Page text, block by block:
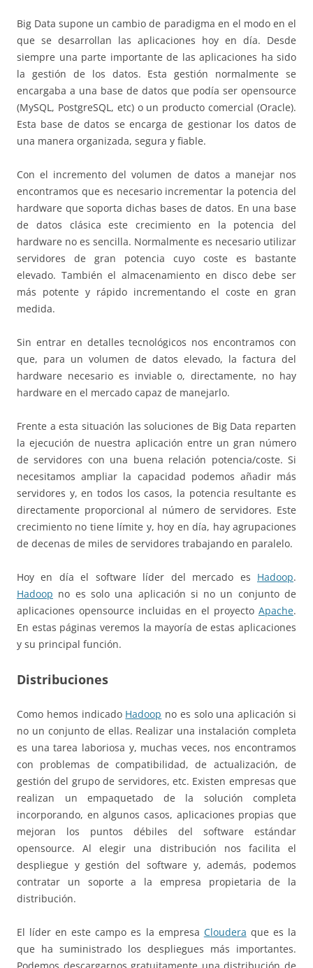
Big Data supone un cambio de paradigma en el modo en el
que se desarrollan las aplicaciones hoy en día. Desde
siempre una parte importante de las aplicaciones ha sido
la gestión de los datos. Esta gestión normalmente se
encargaba a una base de datos que podía ser opensource
(MySQL, PostgreSQL, etc) o un producto comercial (Oracle).
Esta base de datos se encarga de gestionar los datos de
una manera organizada, segura y fiable.
Con el incremento del volumen de datos a manejar nos
encontramos que es necesario incrementar la potencia del
hardware que soporta dichas bases de datos. En una base
de datos clásica este crecimiento en la potencia del
hardware no es sencilla. Normalmente es necesario utilizar
servidores de gran potencia cuyo coste es bastante
elevado. También el almacenamiento en disco debe ser
más potente y rápido incrementando el coste en gran
medida.
Sin entrar en detalles tecnológicos nos encontramos con
que, para un volumen de datos elevado, la factura del
hardware necesario es inviable o, directamente, no hay
hardware en el mercado capaz de manejarlo.
Frente a esta situación las soluciones de Big Data reparten
la ejecución de nuestra aplicación entre un gran número
de servidores con una buena relación potencia/coste. Si
necesitamos ampliar la capacidad podemos añadir más
servidores y, en todos los casos, la potencia resultante es
directamente proporcional al número de servidores. Este
crecimiento no tiene límite y, hoy en día, hay agrupaciones
de decenas de miles de servidores trabajando en paralelo.
Hoy en día el software líder del mercado es Hadoop.
Hadoop no es solo una aplicación si no un conjunto de
aplicaciones opensource incluidas en el proyecto Apache.
En estas páginas veremos la mayoría de estas aplicaciones
y su principal función.
Distribuciones
Como hemos indicado Hadoop no es solo una aplicación si
no un conjunto de ellas. Realizar una instalación completa
es una tarea laboriosa y, muchas veces, nos encontramos
con problemas de compatibilidad, de actualización, de
gestión del grupo de servidores, etc. Existen empresas que
realizan un empaquetado de la solución completa
incorporando, en algunos casos, aplicaciones propias que
mejoran los puntos débiles del software estándar
opensource. Al elegir una distribución nos facilita el
despliegue y gestión del software y, además, podemos
contratar un soporte a la empresa propietaria de la
distribución.
El líder en este campo es la empresa Cloudera que es la
que ha suministrado los despliegues más importantes.